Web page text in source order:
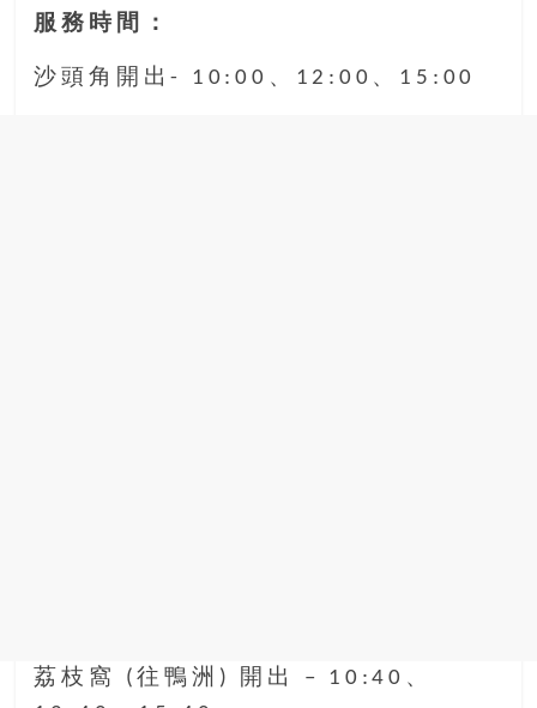
服務時間：
沙頭角開出- 10:00、12:00、15:00
荔枝窩 (往鴨洲) 開出 – 10:40、